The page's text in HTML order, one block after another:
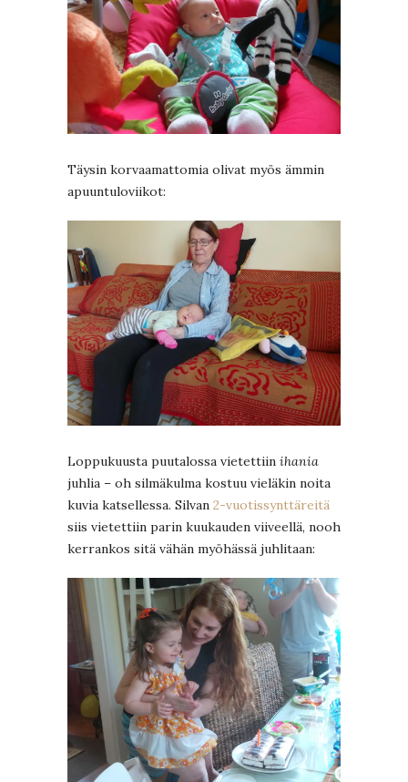
Täysin korvaamattomia olivat myös ämmin
apuuntuloviikot:
Loppukuusta puutalossa vietettiin ihania
juhlia – oh silmäkulma kostuu vieläkin noita
kuvia katsellessa. Silvan 2-vuotissynttäreitä
siis vietettiin parin kuukauden viiveellä, nooh
kerrankos sitä vähän myöhässä juhlitaan: